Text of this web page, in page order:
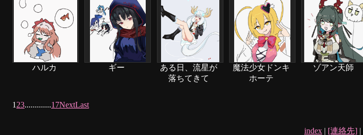
ハルカ ギー
ある日、流星が
落ちてきて
魔法少女ドンキ
ホーテ
ゾアン天師
1 23.............17NextLast
index | [連絡先] |